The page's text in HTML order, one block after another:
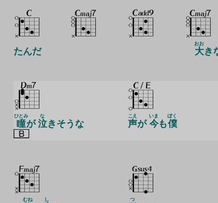
たんだ 大
おお
き
瞳
ひとみ
が泣
な
きそうな 声
こえ
が 今
いま
も僕
ぼく
むね し つ